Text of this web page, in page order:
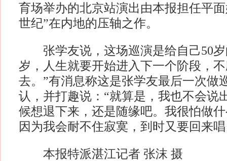
育场举办的北京站演出由本报担任平
世纪”在内地的压轴之作。
张学友说，这场巡演是给自己50岁
岁，人生就要开始进入下一个阶段，
去。”有消息称这是张学友最后一次做
认，并打趣说：“就算是，我也不会说
候想退下来，还是随缘吧。我很怕做什
因为我会耐不住寂寞，到时又要回来
本报特派湛江记者 张沫 摄